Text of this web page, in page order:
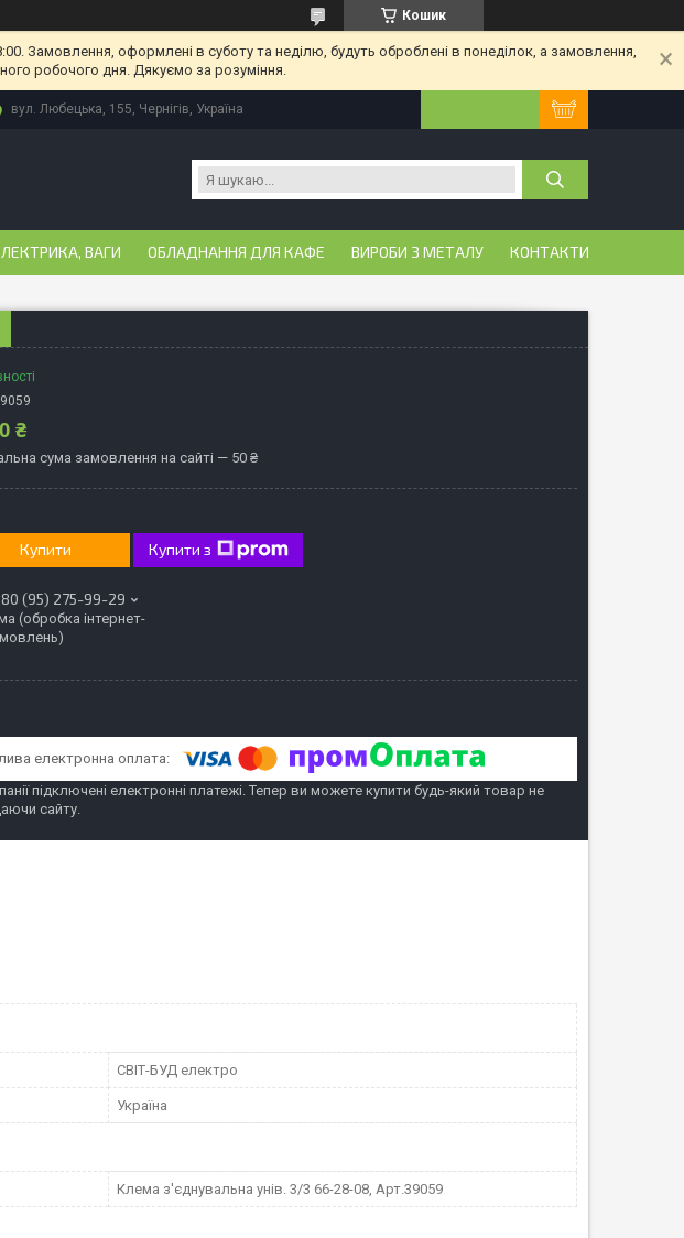
Кошик
Замовлення, оформлені в суботу та неділю, будуть оброблені в понеділок, а замовлення,
робочого дня. Дякуємо за розуміння.
вул. Любецька, 155, Чернігів, Україна
ВАГИ ОБЛАДНАННЯ ДЛЯ КАФЕ ВИРОБИ З МЕТАЛУ КОНТАКТИ
₴
сума замовлення на сайті — 50 ₴
Купити Купити з
(95) 275-99-29
(обробка інтернет-
підключені електронні платежі. Тепер ви можете купити будь-який товар не
сайту.
СВІТ-БУД електро
Україна
Клемa з'єднувальна унів. 3/3 66-28-08, Арт.39059